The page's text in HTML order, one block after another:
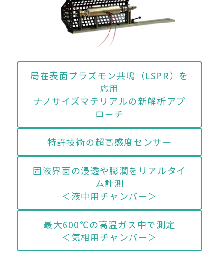
局在表面プラズモン共鳴（LSPR）を
応用
ナノサイズマテリアルの新解析アプ
ローチ
特許技術の超高感度センサー
固液界面の浸透や膨潤をリアルタイ
ム計測
＜液中用チャンバー＞
最大600℃の高温ガス中で測定
＜気相用チャンバー＞